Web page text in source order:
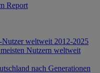
Report
weltweit 2012-2025
Nutzern weltweit
nach Generationen